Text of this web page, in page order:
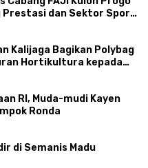
Prestasi dan Sektor Sport
Kalijaga Bagikan Polybag
Hortikultura kepada
RI, Muda-mudi Kayen
Ronda
di Semanis Madu